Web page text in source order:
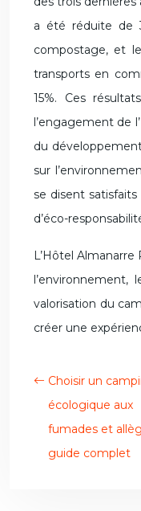
a été réduite de
compostage, et
transports en
15%. Ces
l’engagement de
du
sur
se disent
d’éco-
L’Hôtel
l’environnement,
valorisation du
créer une
Choisir un
écologique aux
fumades et
guide complet